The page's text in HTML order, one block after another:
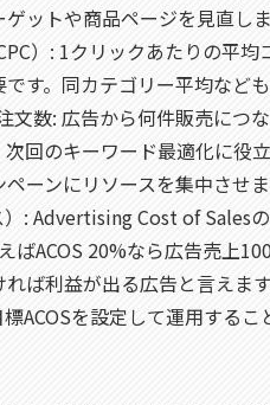
ットや商品ページを見直しま
）: 1クリックあたりの平
す。同カテゴリー平均など
文数: 広告から何件販売につ
回のキーワード最適化に役
ーンにリソースを集中させま
）: Advertising Cost of Sales
ばACOS 20%なら広告売上
ば利益が出る広告と言えま
ACOSを設定して運用する